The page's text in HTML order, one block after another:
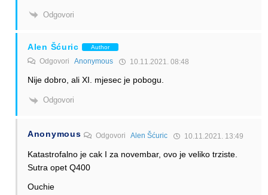
Odgovori
Alen Šćuric Author
Odgovori Anonymous 10.11.2021. 08:48
Nije dobro, ali XI. mjesec je pobogu.
Odgovori
Anonymous OdgovoriAlen Šćuric 10.11.2021. 13:49
Katastrofalno je cak I za novembar, ovo je veliko trziste.
Sutra opet Q400
Ouchie